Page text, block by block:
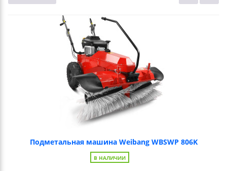
Подметальная машина Weibang WBSWP 806K
В НАЛИЧИИ